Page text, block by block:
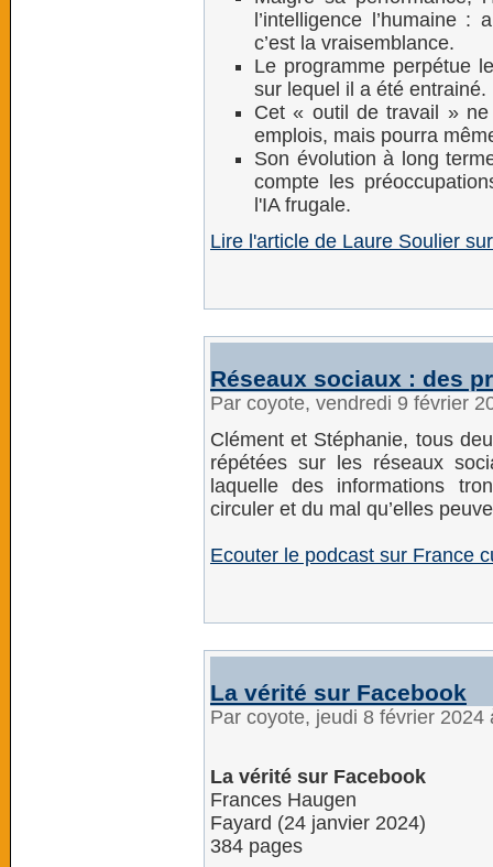
l’intelligence l’humaine
c’est la vraisemblance.
Le programme perpétue
sur lequel il a été entrainé.
Cet « outil de travail »
emplois, mais pourra
Son évolution à long
compte les
l'IA frugale.
Lire l'article de Laure Soulier
Réseaux sociaux : des
Par coyote, vendredi 9 février
Clément et Stéphanie, tous
répétées sur les réseaux
laquelle des informations
circuler et du mal qu’elles
Ecouter le podcast sur France
La vérité sur Facebook
Par coyote, jeudi 8 février
La vérité sur Facebook
Frances Haugen
Fayard (24 janvier 2024)
384 pages